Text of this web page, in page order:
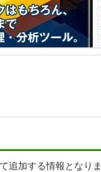
追加する情報となり